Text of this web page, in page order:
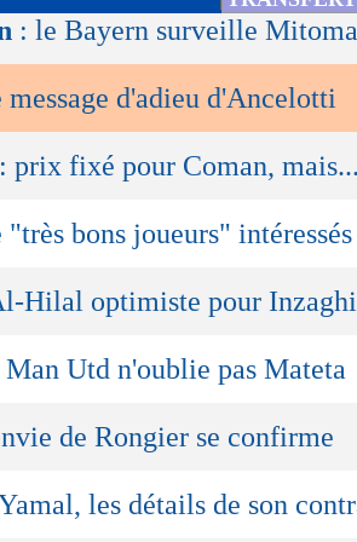
: le Bayern surveille Mitoma
message d'adieu d'Ancelotti
: prix fixé pour Coman,
"très bons joueurs" intéressés
Hilal optimiste pour
Man Utd n'oublie pas Mateta
de Rongier se confirme
les détails de son